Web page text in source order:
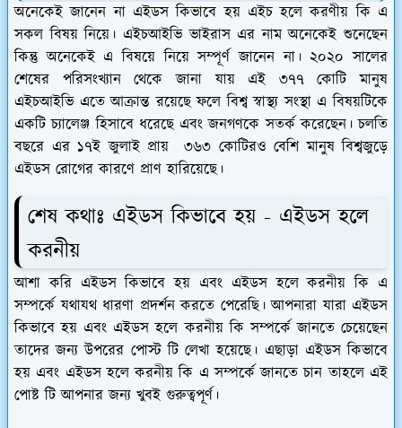
অনেকেই জানেন না এইডস কিভাবে হয় এইচ হলে করণীয় কি এ
সকল বিষয় নিয়ে। এইচআইভি ভাইরাস এর নাম অনেকেই শুনেছেন
কিন্তু অনেকেই এ বিষয়ে নিয়ে সম্পূর্ণ জানেন না। ২০২০ সালের
শেষের পরিসংখ্যান থেকে জানা যায় এই ৩৭৭ কোটি মানুষ
এইচআইভি এতে আক্রান্ত রয়েছে ফলে বিশ্ব স্বাস্থ্য সংস্থা এ বিষয়টিকে
একটি চ্যালেঞ্জ হিসাবে ধরেছে এবং জনগণকে সতর্ক করেছেন। চলতি
বছরে এর ১৭ই জুলাই প্রায় ৩৬৩ কোটিরও বেশি মানুষ বিশ্বজুড়ে
এইডস রোগের কারণে প্রাণ হারিয়েছে।
শেষ কথাঃ এইডস কিভাবে হয় - এইডস হলে
করনীয়
আশা করি এইডস কিভাবে হয় এবং এইডস হলে করনীয় কি এ
সম্পর্কে যথাযথ ধারণা প্রদর্শন করতে পেরেছি। আপনারা যারা এইডস
কিভাবে হয় এবং এইডস হলে করনীয় কি সম্পর্কে জানতে চেয়েছেন
তাদের জন্য উপরের পোস্ট টি লেখা হয়েছে। এছাড়া এইডস কিভাবে
হয় এবং এইডস হলে করনীয় কি এ সম্পর্কে জানতে চান তাহলে এই
পোষ্ট টি আপনার জন্য খুবই গুরুত্বপূর্ণ।